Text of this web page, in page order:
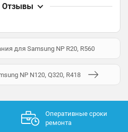
Отзывы
для Samsung NP R20, R560
NP N120, Q320, R418
Оперативные сроки
ремонта